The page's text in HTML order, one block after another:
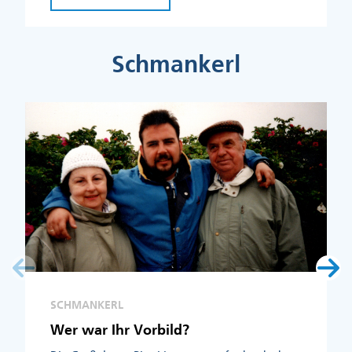
Schmankerl
SCHMANKERL
Wer war Ihr Vorbild?